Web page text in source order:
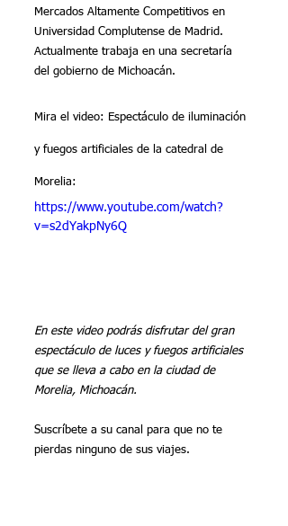
Mercados Altamente Competitivos en
Universidad Complutense de Madrid.
Actualmente trabaja en una secretaría
del gobierno de Michoacán.
Mira el video: Espectáculo de iluminación
y fuegos artificiales de la catedral de
Morelia:
https://www.youtube.com/watch?
v=s2dYakpNy6Q
En este video podrás disfrutar del gran
espectáculo de luces y fuegos artificiales
que se lleva a cabo en la ciudad de
Morelia, Michoacán.
Suscríbete a su canal para que no te
pierdas ninguno de sus viajes.